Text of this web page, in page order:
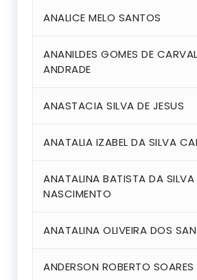
ANALICE MELO SANTOS
ANANILDES GOMES DE
ANDRADE
ANASTACIA SILVA DE JESUS
ANATALIA IZABEL DA SILVA
ANATALINA BATISTA DA SILVA
NASCIMENTO
ANATALINA OLIVEIRA DOS
ANDERSON ROBERTO